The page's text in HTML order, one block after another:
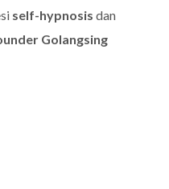
self-hypnosis dan
Golangsing